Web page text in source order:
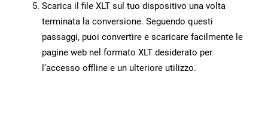
Scarica il file XLT sul tuo dispositivo una volta
terminata la conversione. Seguendo questi
passaggi, puoi convertire e scaricare facilmente le
pagine web nel formato XLT desiderato per
l’accesso offline e un ulteriore utilizzo.